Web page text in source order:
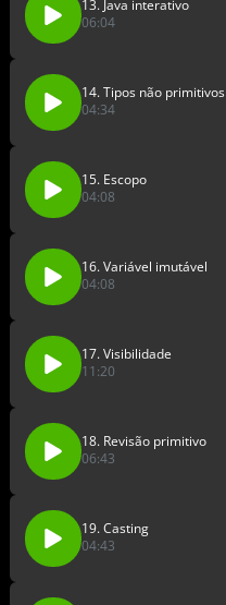
13. Java interativo
06:04
14. Tipos não primitivos
04:34
15. Escopo
04:08
16. Variável imutável
04:08
17. Visibilidade
11:20
18. Revisão primitivo
06:43
19. Casting
04:43